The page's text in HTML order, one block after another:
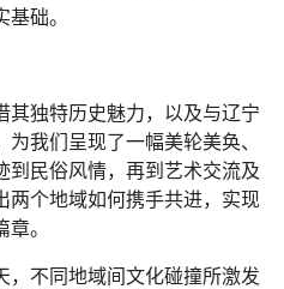
础。
其独特历史魅力，以及与辽宁
我们呈现了一幅美轮美奂、
到民俗风情，再到艺术交流及
两个地域如何携手共进，实现
。
，不同地域间文化碰撞所激发